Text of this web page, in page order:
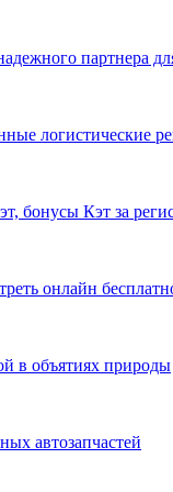
партнера
логистические
бонусы Кэт за
онлайн
в объятиях природы
автозапчастей